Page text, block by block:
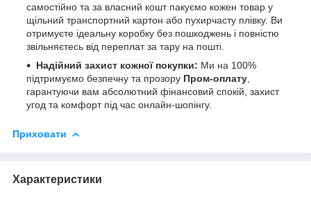
самостійно та за власний кошт пакуємо кожен товар у
щільний транспортний картон або пухирчасту плівку. Ви
отримуєте ідеальну коробку без пошкоджень і повністю
звільняєтесь від переплат за тару на пошті.
Надійний захист кожної покупки: Ми на 100%
підтримуємо безпечну та прозору Пром-оплату
гарантуючи вам абсолютний фінансовий спокій, захист
угод та комфорт під час онлайн-шопінгу.
Приховати
Характеристики